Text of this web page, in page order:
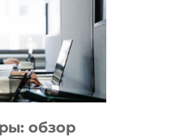
обзор